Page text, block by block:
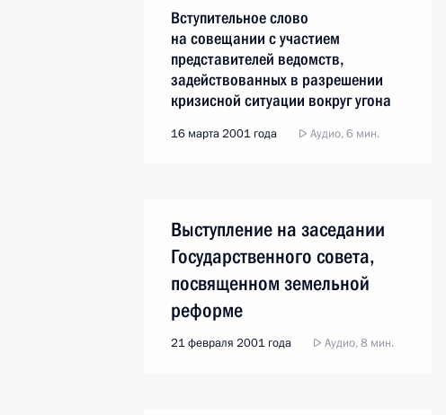
Вступительное слово
на совещании с участием
представителей ведомств,
задействованных в разрешении
кризисной ситуации вокруг угона
самолета «Ту-154»
16 марта 2001 года Аудио, 6 мин.
Выступление на заседании
Государственного совета,
посвященном земельной
реформе
21 февраля 2001 года Аудио, 8 мин.